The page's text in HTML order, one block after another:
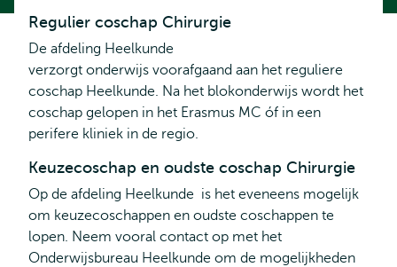
Regulier coschap Chirurgie
De afdeling Heelkunde
verzorgt onderwijs voorafgaand aan het reguliere
coschap Heelkunde. Na het blokonderwijs wordt het
coschap gelopen in het Erasmus MC óf in een
perifere kliniek in de regio.
Keuzecoschap en oudste coschap Chirurgie
Op de afdeling Heelkunde is het eveneens mogelijk
om keuzecoschappen en oudste coschappen te
lopen. Neem vooral contact op met het
Onderwijsbureau Heelkunde om de mogelijkheden